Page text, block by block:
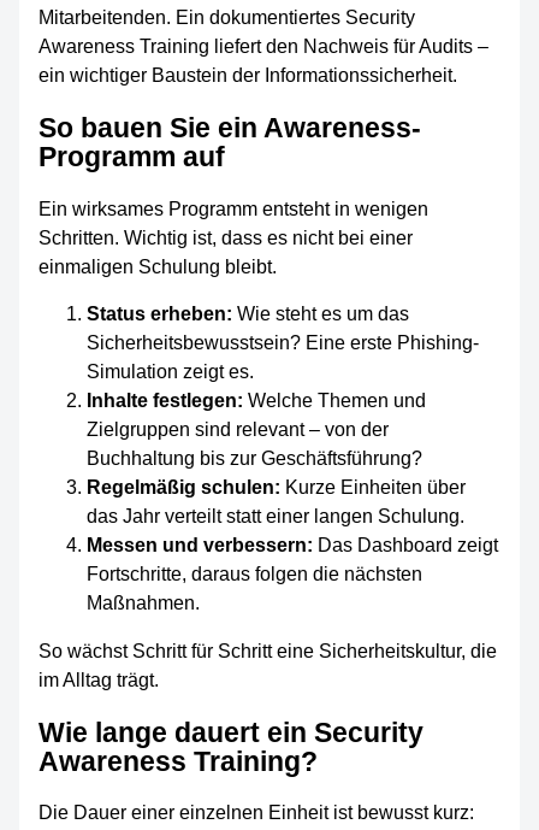
Mitarbeitenden. Ein dokumentiertes Security
Awareness Training liefert den Nachweis für Audits –
ein wichtiger Baustein der Informationssicherheit.
So bauen Sie ein Awareness-
Programm auf
Ein wirksames Programm entsteht in wenigen
Schritten. Wichtig ist, dass es nicht bei einer
einmaligen Schulung bleibt.
Status erheben: Wie steht es um das
Sicherheitsbewusstsein? Eine erste Phishing-
Simulation zeigt es.
Inhalte festlegen: Welche Themen und
Zielgruppen sind relevant – von der
Buchhaltung bis zur Geschäftsführung?
Regelmäßig schulen: Kurze Einheiten über
das Jahr verteilt statt einer langen Schulung.
Messen und verbessern: Das Dashboard zeigt
Fortschritte, daraus folgen die nächsten
Maßnahmen.
So wächst Schritt für Schritt eine Sicherheitskultur, die
im Alltag trägt.
Wie lange dauert ein Security
Awareness Training?
Die Dauer einer einzelnen Einheit ist bewusst kurz: